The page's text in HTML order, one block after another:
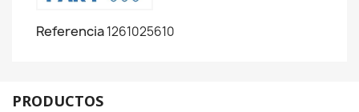
Referencia1261025610
PRODUCTOS